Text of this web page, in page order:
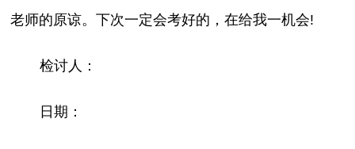
老师的原谅。下次一定会考好的，在给我一机会!
检讨人：
日期：